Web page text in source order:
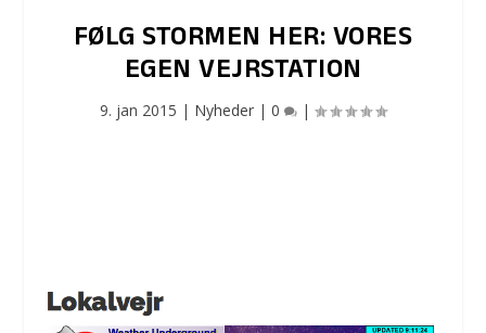
FØLG STORMEN HER: VORES
EGEN VEJRSTATION
9. jan 2015 | Nyheder | 0 |